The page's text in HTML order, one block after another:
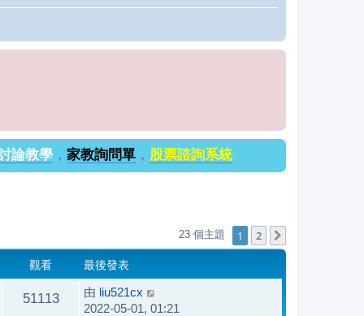
論教學 ， 家教詢問單 ， 股票諮詢系統
23 個主題 1 2
觀看 最後發表
51113 由 liu521cx
2022-05-01, 01:21